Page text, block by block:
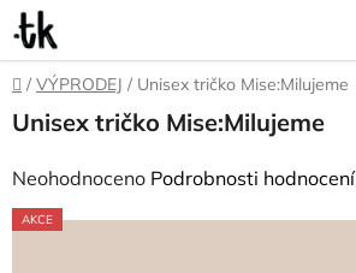
Přejít
na
obsah
Domů
/ VÝPRODEJ / Unisex tričko Mise:Milujeme
Unisex tričko Mise:Milujeme
Průměrné
hodnocení
Neohodnoceno Podrobnosti hodnocení
AKCE